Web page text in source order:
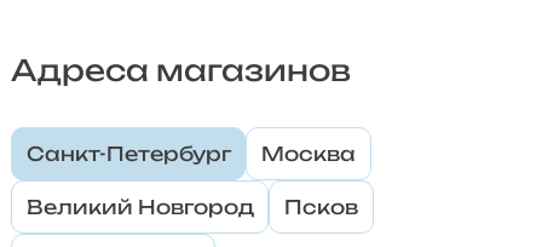
Адреса магазинов
Санкт-Петербург Москва
Великий Новгород Псков